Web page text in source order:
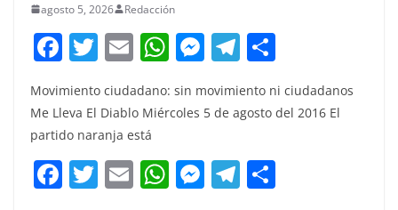
agosto 5, 2026 Redacción
F
a
c
e
b
o
T
w
itt
er
E
m
ai
l
W
h
at
A
p
M
ss
n
g
T
e
gr
a
m
o
m
Movimiento ciudadano: sin movimiento ni ciudadanos
Me Lleva El Diablo Miércoles 5 de agosto del 2016 El
partido naranja está
F T E W M T